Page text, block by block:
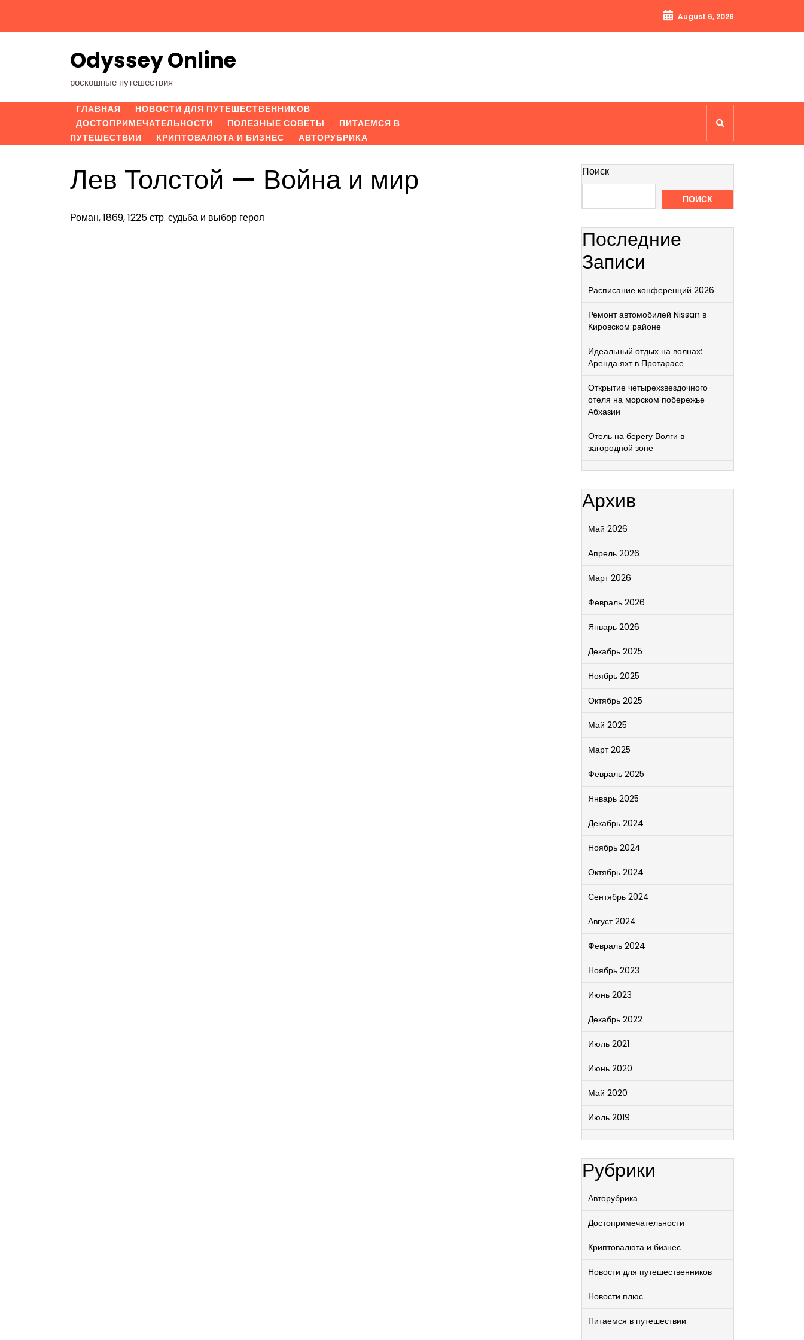
содержимому
August 6, 2026
Odyssey Online
роскошные путешествия
ГЛАВНАЯ
НОВОСТИ ДЛЯ ПУТЕШЕСТВЕННИКОВ
ДОСТОПРИМЕЧАТЕЛЬНОСТИ
ПОЛЕЗНЫЕ СОВЕТЫ
ПИТАЕМСЯ В
ПУТЕШЕСТВИИ
КРИПТОВАЛЮТА И БИЗНЕС АВТОРУБРИКА
Лев Толстой — Война и мир
Роман, 1869, 1225 стр. судьба и выбор героя
Поиск
ПОИСК
Последние
Записи
Расписание конференций 2026
Ремонт автомобилей Nissan в
Кировском районе
Идеальный отдых на волнах:
Аренда яхт в Протарасе
Открытие четырехзвездочного
отеля на морском побережье
Абхазии
Отель на берегу Волги в
загородной зоне
Архив
Май 2026
Апрель 2026
Март 2026
Февраль 2026
Январь 2026
Декабрь 2025
Ноябрь 2025
Октябрь 2025
Май 2025
Март 2025
Февраль 2025
Январь 2025
Декабрь 2024
Ноябрь 2024
Октябрь 2024
Сентябрь 2024
Август 2024
Февраль 2024
Ноябрь 2023
Июнь 2023
Декабрь 2022
Июль 2021
Июнь 2020
Май 2020
Июль 2019
Рубрики
Авторубрика
Достопримечательности
Криптовалюта и бизнес
Новости для путешественников
Новости плюс
Питаемся в путешествии